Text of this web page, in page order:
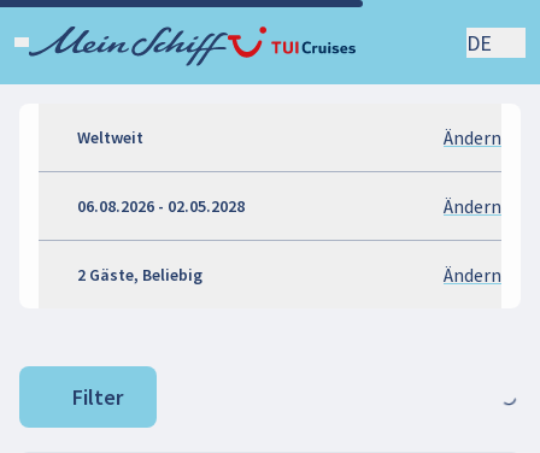
DE
Weltweit Ändern
06.08.2026 - 02.05.2028 Ändern
2 Gäste, Beliebig Ändern
Filter